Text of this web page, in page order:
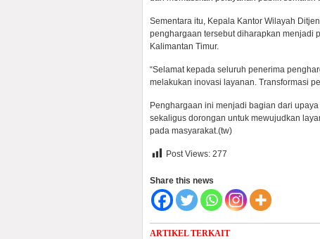
Sementara itu, Kepala Kantor Wilayah
penghargaan tersebut diharapkan menjadi
Kalimantan Timur.
“Selamat kepada seluruh penerima
melakukan inovasi layanan. Transformasi
Penghargaan ini menjadi bagian dari
sekaligus dorongan untuk mewujudkan
pada masyarakat.(tw)
Post Views: 277
Share this news
ARTIKEL TERKAIT